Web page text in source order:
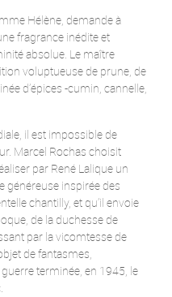
Hélène, demande à
fragrance inédite et
absolue. Le maître
voluptueuse de prune, de
d’épices -cumin, cannelle,
il est impossible de
Marcel Rochas choisit
par René Lalique un
généreuse inspirée des
chantilly, et qu’il envoie
de la duchesse de
par la vicomtesse de
de fantasmes,
terminée, en 1945, le